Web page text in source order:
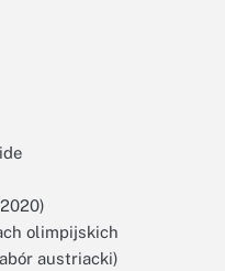
olimpijskich
austriacki)